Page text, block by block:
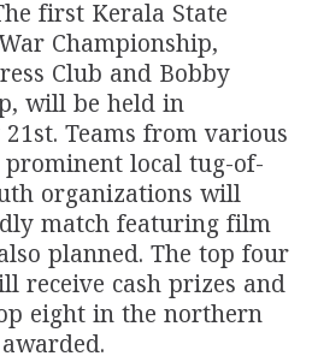
first Kerala State
Championship,
Club and Bobby
will be held in
Teams from various
prominent local tug-of-
organizations will
match featuring film
planned. The top four
receive cash prizes and
eight in the northern